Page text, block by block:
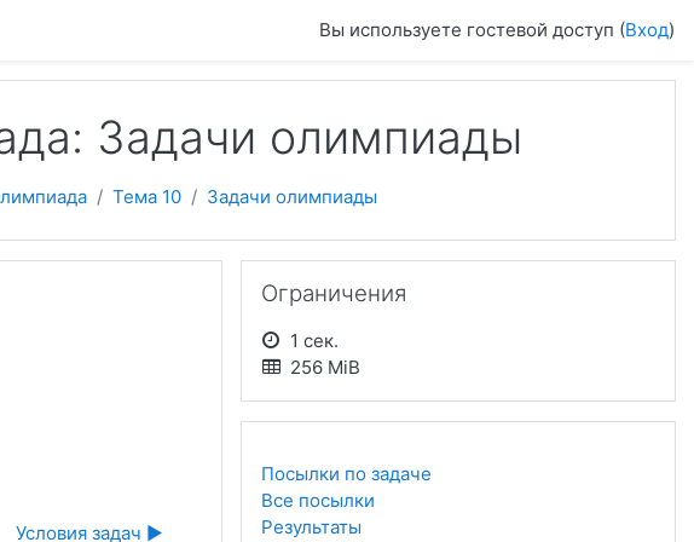
Вы используете гостевой доступ (Вход)
Задачи олимпиады
Тема 10 Задачи олимпиады
Условия задач ▶︎
Ограничения
1 сек.
256 MiB
Посылки по задаче
Все посылки
Результаты